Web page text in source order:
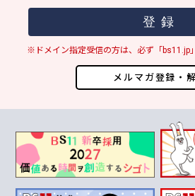
メルマガ登録・
※ドメイン指定受信の方は、必ず「bs11.jp